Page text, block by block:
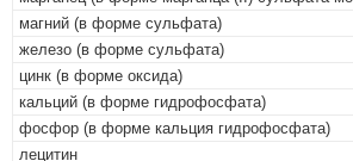
магний (в форме сульфата)
железо (в форме сульфата)
цинк (в форме оксида)
кальций (в форме гидрофосфата)
фосфор (в форме кальция гидрофосфата)
лецитин